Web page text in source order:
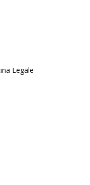
Legale